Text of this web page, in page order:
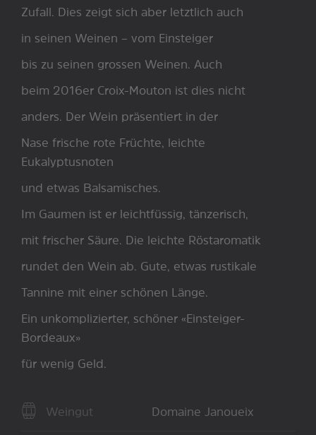
Zufall. Dies zeigt sich aber letztlich auch
in seinen Weinen – vom Einsteiger
bis zu seinen grossen Weinen. Auch
beim 2016er Croix-Mouton ist dies nicht
anders. Der Wein präsentiert in der
Nase frische rote Früchte, leichte
Eukalyptusnoten
und etwas Balsamisches.
Im Gaumen ist er leichtfüssig, tänzerisch,
mit frischer Säure. Die leichte Röstaromatik
rundet den Wein ab. Gute, etwas rustikale
Tannine mit einer schönen Länge.
Ein unkomplizierter, schöner «Einsteiger-
Bordeaux»
für wenig Geld.
Weingut Domaine Janoueix